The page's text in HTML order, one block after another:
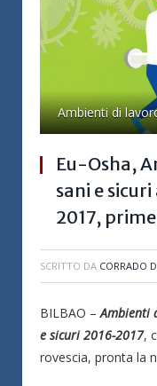
Ambienti di
Eu-Osha,
sani e
2017,
SCRITTO DA CORRADO
BILBAO –Ambienti
e sicuri 2016-2017,
rovescia, pronta la